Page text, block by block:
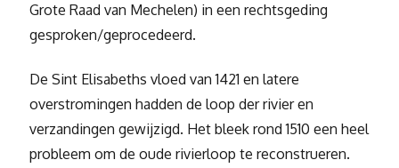
Grote Raad van Mechelen) in een rechtsgeding
gesproken/geprocedeerd.
De Sint Elisabeths vloed van 1421 en latere
overstromingen hadden de loop der rivier en
verzandingen gewijzigd. Het bleek rond 1510 een heel
probleem om de oude rivierloop te reconstrueren.